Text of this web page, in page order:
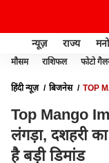
न्यूज़ राज्य
मौसम राशिफल फोटो
हिंदी न्यूज़ बिजनेस
TOP
Top Mango
लंगड़ा, दशहरी
है बड़ी डिमांड